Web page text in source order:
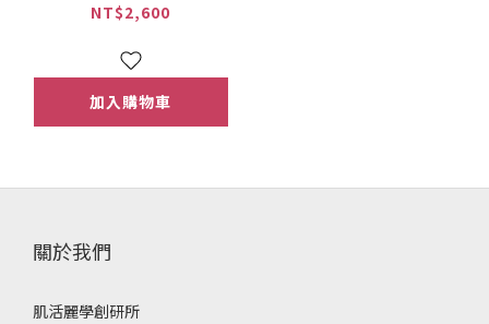
NT$2,600
加入購物車
關於我們
肌活麗學創研所